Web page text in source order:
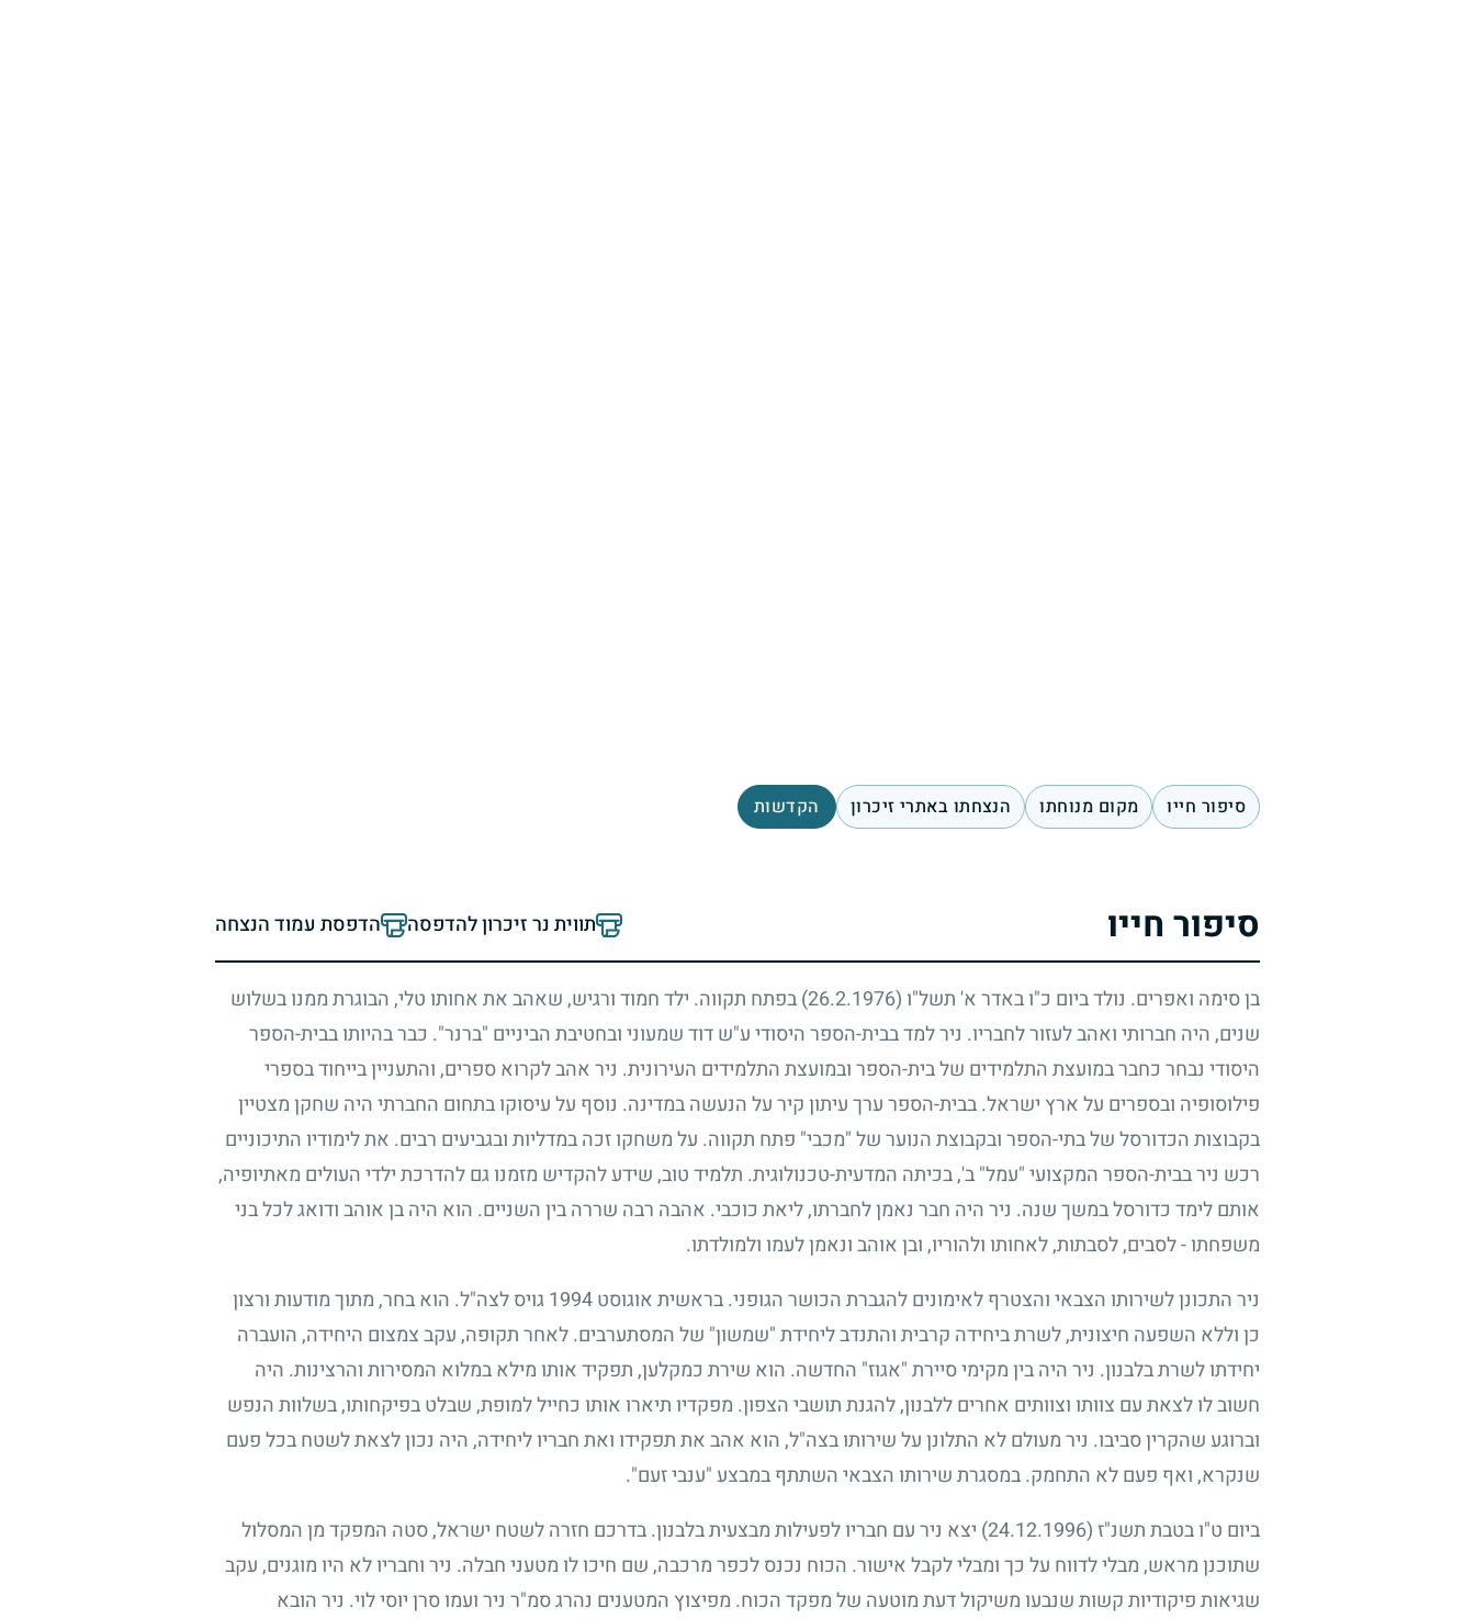
סיפור חייו מקום מנוחתו הנצחתו באתרי זיכרון הקדשות
סיפור חייו תווית נר זיכרון להדפסה הדפסת עמוד הנצחה
בן סימה ואפרים. נולד ביום כ"ו באדר א' תשל"ו (26.2.1976)
בפתח תקווה. ילד חמוד ורגיש, שאהב את אחותו טלי, הבוגרת ממנו בשלוש
שנים, היה חברותי ואהב לעזור לחבריו. ניר למד בבית-הספר היסודי ע"ש דוד שמעוני ובחטיבת הביניים "ברנר". כבר בהיותו בבית-הספר
היסודי נבחר כחבר במועצת התלמידים של בית-הספר ובמועצת התלמידים העירונית. ניר אהב לקרוא ספרים, והתעניין בייחוד בספרי
פילוסופיה ובספרים על ארץ ישראל. בבית-הספר ערך עיתון קיר על הנעשה במדינה. נוסף על עיסוקו בתחום החברתי היה שחקן מצטיין
בקבוצות הכדורסל של בתי-הספר ובקבוצת הנוער של "מכבי" פתח תקווה. על משחקו זכה במדליות ובגביעים רבים. את לימודיו התיכוניים
רכש ניר בבית-הספר המקצועי "עמל" ב', בכיתה המדעית-טכנולוגית. תלמיד טוב, שידע להקדיש מזמנו גם להדרכת ילדי העולים מאתיופיה,
אותם לימד כדורסל במשך שנה. ניר היה חבר נאמן לחברתו, ליאת כוכבי. אהבה רבה שררה בין השניים. הוא היה בן אוהב ודואג לכל בני
משפחתו - לסבים, לסבתות, לאחותו ולהוריו, ובן אוהב ונאמן לעמו ולמולדתו.
ניר התכונן לשירותו הצבאי והצטרף לאימונים להגברת הכושר הגופני. בראשית אוגוסט1994 גויס לצה"ל. הוא בחר, מתוך מודעות ורצון
כן וללא השפעה חיצונית, לשרת ביחידה קרבית והתנדב ליחידת "שמשון" של המסתערבים. לאחר תקופה, עקב צמצום היחידה, הועברה
יחידתו לשרת בלבנון. ניר היה בין מקימי סיירת "אגוז" החדשה. הוא שירת כמקלען, תפקיד אותו מילא במלוא המסירות והרצינות. היה
חשוב לו לצאת עם צוותו וצוותים אחרים ללבנון, להגנת תושבי הצפון. מפקדיו תיארו אותו כחייל למופת, שבלט בפיקחותו, בשלוות הנפש
וברוגע שהקרין סביבו. ניר מעולם לא התלונן על שירותו בצה"ל, הוא אהב את תפקידו ואת חבריו ליחידה, היה נכון לצאת לשטח בכל פעם
שנקרא, ואף פעם לא התחמק. במסגרת שירותו הצבאי השתתף במבצע "ענבי זעם".
ביום ט"ו בטבת תשנ"ז(24.12.1996)
יצא ניר עם חבריו לפעילות מבצעית בלבנון. בדרכם חזרה לשטח ישראל, סטה המפקד מן המסלול
שתוכנן מראש, מבלי לדווח על כך ומבלי לקבל אישור. הכוח נכנס לכפר מרכבה, שם חיכו לו מטעני חבלה. ניר וחבריו לא היו מוגנים, עקב
שגיאות פיקודיות קשות שנבעו משיקול דעת מוטעה של מפקד הכוח. מפיצוץ המטענים נהרג סמ"ר ניר ועמו סרן יוסי לוי. ניר הובא